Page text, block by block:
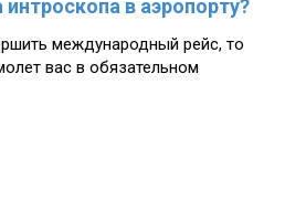
в аэропорту?
международный рейс, то
вас в обязательном